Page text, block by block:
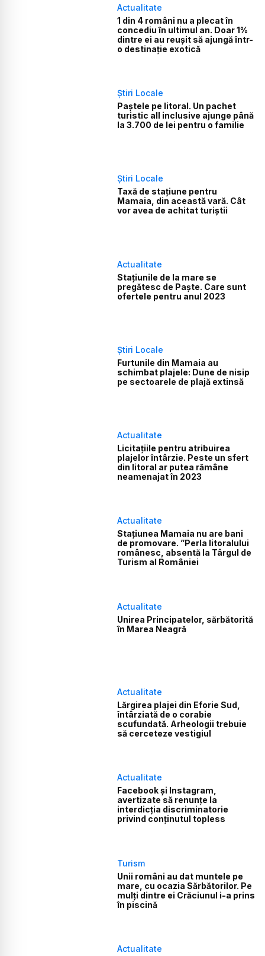
Actualitate
1 din 4 români nu a plecat în
concediu în ultimul an. Doar 1%
dintre ei au reușit să ajungă într-
o destinație exotică
Știri Locale
Paștele pe litoral. Un pachet
turistic all inclusive ajunge până
la 3.700 de lei pentru o familie
Știri Locale
Taxă de stațiune pentru
Mamaia, din această vară. Cât
vor avea de achitat turiștii
Actualitate
Stațiunile de la mare se
pregătesc de Paște. Care sunt
ofertele pentru anul 2023
Știri Locale
Furtunile din Mamaia au
schimbat plajele: Dune de nisip
pe sectoarele de plajă extinsă
Actualitate
Licitațiile pentru atribuirea
plajelor întârzie. Peste un sfert
din litoral ar putea rămâne
neamenajat în 2023
Actualitate
Stațiunea Mamaia nu are bani
de promovare. ”Perla litoralului
românesc, absentă la Târgul de
Turism al României
Actualitate
Unirea Principatelor, sărbătorită
în Marea Neagră
Actualitate
Lărgirea plajei din Eforie Sud,
întârziată de o corabie
scufundată. Arheologii trebuie
să cerceteze vestigiul
Actualitate
Facebook și Instagram,
avertizate să renunțe la
interdicția discriminatorie
privind conținutul topless
Turism
Unii români au dat muntele pe
mare, cu ocazia Sărbătorilor. Pe
mulți dintre ei Crăciunul i-a prins
în piscină
Actualitate